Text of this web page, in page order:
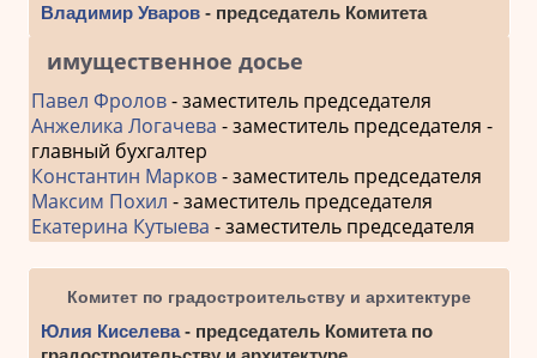
Владимир Уваров- председатель Комитета
имущественное досье
Павел Фролов- заместитель председателя
Анжелика Логачева - заместитель председателя -
главный бухгалтер
Константин Марков- заместитель председателя
Максим Похил - заместитель председателя
Екатерина Кутыева - заместитель председателя
Комитет по градостроительству и архитектуре
Юлия Киселева- председатель Комитета по